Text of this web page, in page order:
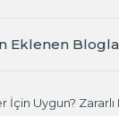
Eklenen
İçin Uygun? Zararlı